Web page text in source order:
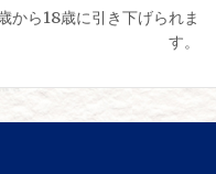
から18歳に引き下げられま
す。